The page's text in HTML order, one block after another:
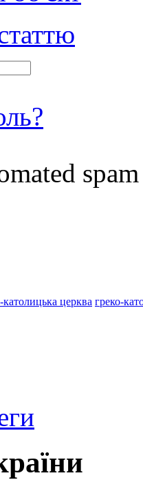
католицька церква греко-